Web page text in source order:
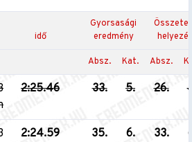
idő
Gyorsasági
eredmény
Absz. Kat. Absz.
2:25.46 33. 5. 26.
2:24.59 35. 6. 33.